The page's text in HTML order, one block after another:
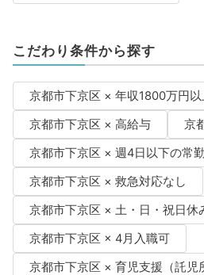
こだわり条件から探す
京都市下京区 × 年収1800万円以
京都市下京区 × 高給与
京
京都市下京区 × 週4日以下の常
京都市下京区 × 救急対応なし
京都市下京区 × 土・日・祝日休
京都市下京区 × 4月入職可
京都市下京区 × 育児支援（託児